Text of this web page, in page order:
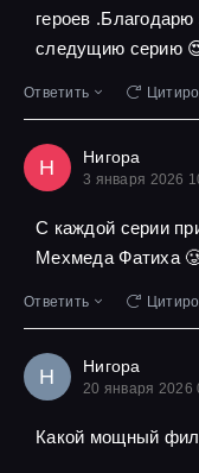
героев
следущию серию
Ответить
Н Нигора
3 января 2026
С каждой серии
Мехмеда Фатиха
Ответить
Н Нигора
20 января 2026
Какой мощный